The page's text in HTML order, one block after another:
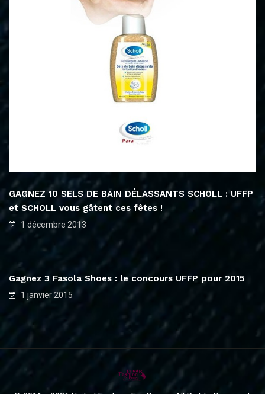
GAGNEZ 10 SELS DE BAIN DÉLASSANTS SCHOLL : UFFP
et SCHOLL vous gâtent ces fêtes !
1 décembre 2013
Gagnez 3 Fasola Shoes : le concours UFFP pour 2015
1 janvier 2015